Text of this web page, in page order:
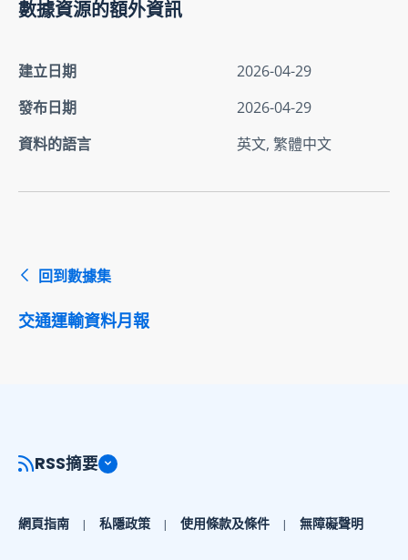
數據資源的額外資訊
建立日期
2026-04-29
發布日期
2026-04-29
資料的語言
英文, 繁體中文
回到數據集
交通運輸資料月報
RSS摘要
網頁指南 私隱政策 使用條款及條件 無障礙聲明